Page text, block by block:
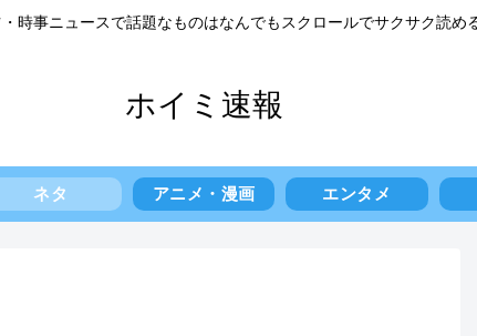
時事ニュースで話題なものはなんでもスクロールでサクサク読める
ホイミ速報
ネタ アニメ・漫画 エンタメ